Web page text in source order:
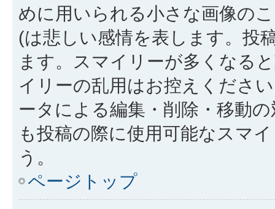
めに用いられる小さな画像の
(は悲しい感情を表します。投
ます。スマイリーが多くなる
イリーの乱用はお控えくださ
ータによる編集・削除・移動
も投稿の際に使用可能なスマ
う。
ページトップ